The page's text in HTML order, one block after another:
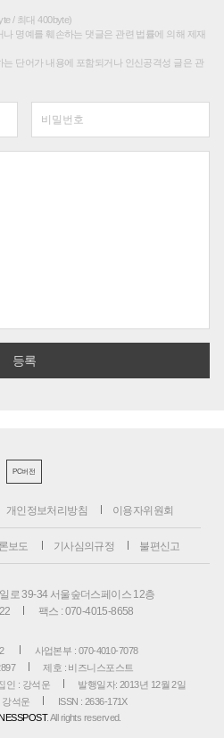
/ 최대 400byte)
명예를 훼손하는 댓글은 관련 법률에 의해 제재
단어가 내용에 포함되거나 인신공격성 글은 관
PC버전
개인정보처리방침 이용자위원회
보도 기사심의규정 불편신고
로 39-34 서울숲더스페이스 12층
팩스 : 070-4015-8658
사업본부 : 070-4010-7078
제호 : 비즈니스포스트
인 : 강석운
발행일자: 2013년 12월 2일
강석운
ISSN : 2636-171X
. All rights reserved.